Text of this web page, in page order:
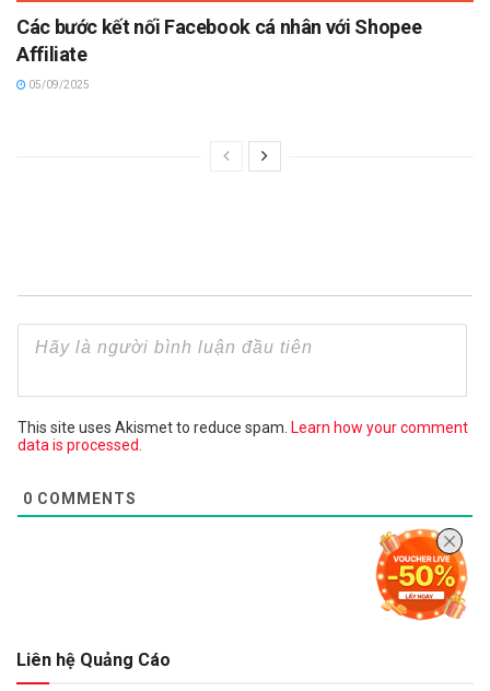
Các bước kết nối Facebook cá nhân với Shopee
Affiliate
05/09/2025
This site uses Akismet to reduce spam. Learn how your comment
data is processed.
0 COMMENTS
Liên hệ Quảng Cáo